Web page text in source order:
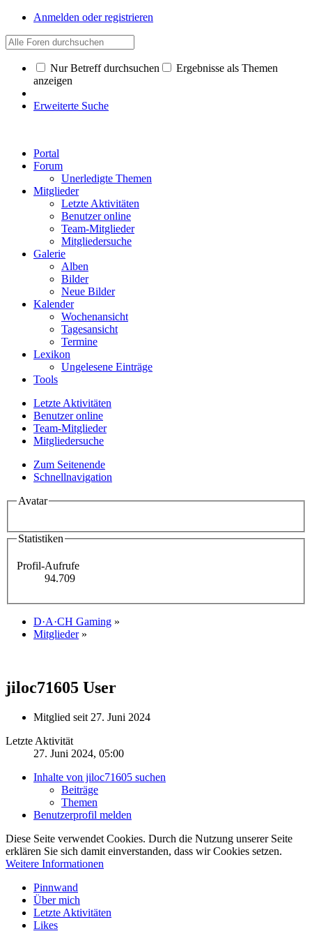
Anmelden oder registrieren
Nur Betreff durchsuchen
Ergebnisse als Themen
anzeigen
Erweiterte Suche
Portal
Forum
Unerledigte Themen
Mitglieder
Letzte Aktivitäten
Benutzer online
Team-Mitglieder
Mitgliedersuche
Galerie
Alben
Bilder
Neue Bilder
Kalender
Wochenansicht
Tagesansicht
Termine
Lexikon
Ungelesene Einträge
Tools
Letzte Aktivitäten
Benutzer online
Team-Mitglieder
Mitgliedersuche
Zum Seitenende
Schnellnavigation
Avatar
Statistiken
Profil-Aufrufe
94.709
D·A·CH Gaming »
Mitglieder »
jiloc71605 User
Mitglied seit 27. Juni 2024
Letzte Aktivität
27. Juni 2024, 05:00
Inhalte von jiloc71605 suchen
Beiträge
Themen
Benutzerprofil melden
Diese Seite verwendet Cookies. Durch die Nutzung unserer Seite
erklären Sie sich damit einverstanden, dass wir Cookies setzen.
Weitere Informationen
Pinnwand
Über mich
Letzte Aktivitäten
Likes